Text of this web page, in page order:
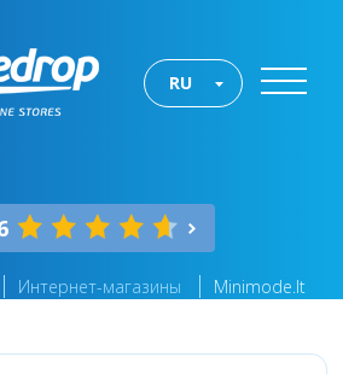
RU
Интернет-магазины Minimode.lt